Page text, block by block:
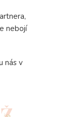
nebojí
nás v